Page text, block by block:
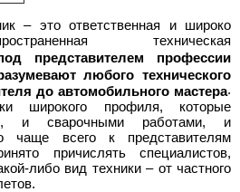
– это ответственная и широко
техническая
представителем профессии
любого технического
до автомобильного мастера.
широкого профиля, которые
и сварочными работами, и
чаще всего к представителям
причислять специалистов,
либо вид техники – от частного